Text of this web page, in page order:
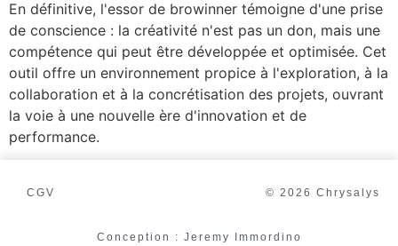
En définitive, l'essor de browinner témoigne d'une prise
de conscience : la créativité n'est pas un don, mais une
compétence qui peut être développée et optimisée. Cet
outil offre un environnement propice à l'exploration, à la
collaboration et à la concrétisation des projets, ouvrant
la voie à une nouvelle ère d'innovation et de
performance.
CGV © 2026 Chrysalys
Conception : Jeremy Immordino